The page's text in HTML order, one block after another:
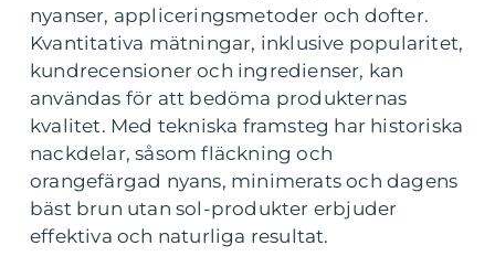
nyanser, appliceringsmetoder och dofter.
Kvantitativa mätningar, inklusive popularitet,
kundrecensioner och ingredienser, kan
användas för att bedöma produkternas
kvalitet. Med tekniska framsteg har historiska
nackdelar, såsom fläckning och
orangefärgad nyans, minimerats och dagens
bäst brun utan sol-produkter erbjuder
effektiva och naturliga resultat.